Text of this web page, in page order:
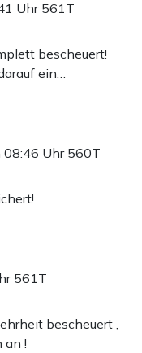
Uhr 561T
bescheuert!
ein…
08:46 Uhr 560T
561T
bescheuert ,
an !